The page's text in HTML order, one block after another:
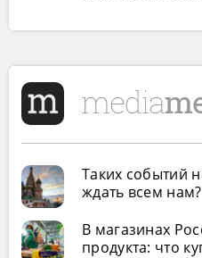
Таких событий
ждать всем нам?
В магазинах
продукта: что